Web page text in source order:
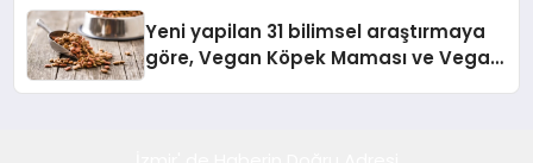
Yeni yapilan 31 bilimsel araştırmaya
göre, Vegan Köpek Maması ve Vegan